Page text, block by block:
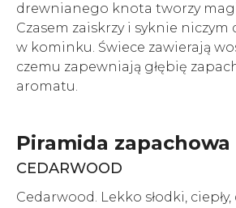
drewnianego knota tworzy
Czasem zaiskrzy i syknie
w kominku. Świece zawierają
czemu zapewniają głębię
aromatu.
Piramida zapachowa
CEDARWOOD
Cedarwood. Lekko słodki,